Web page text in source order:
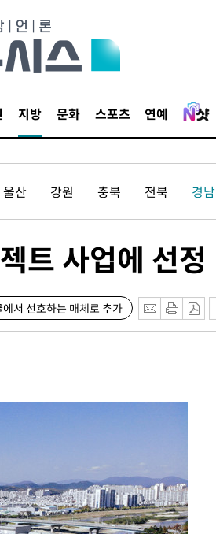
지방 문화 스포츠 연예
울산 강원 충북 전북 경남
트 사업에 선정
에서 선호하는 매체로 추가